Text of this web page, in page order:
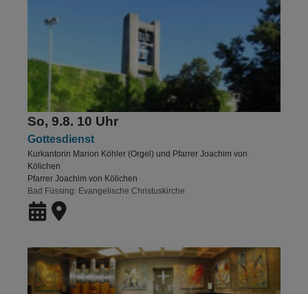
So, 9.8. 10 Uhr
Gottesdienst
Kurkantorin Marion Köhler (Orgel) und Pfarrer Joachim von
Kölichen
Pfarrer Joachim von Kölichen
Bad Füssing
Evangelische Christuskirche